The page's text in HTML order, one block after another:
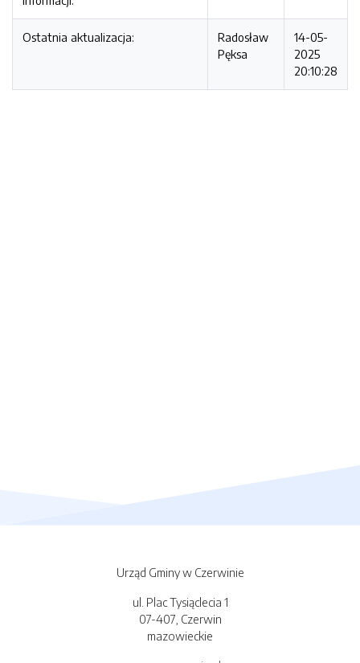
Ostatnia aktualizacja:
Radosław
Pęksa
14-05-
2025
20:10:28
Urząd Gminy w Czerwinie
ul. Plac Tysiąclecia 1
07-407, Czerwin
mazowieckie